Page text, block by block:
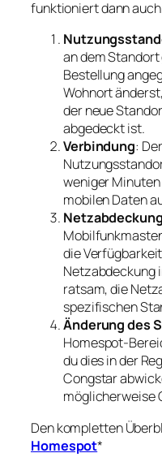
funktioniert dann
an dem
Bestellung
Wohnort
der neue
abgedeckt ist.
Verbindung:
weniger
mobilen Daten
Netzabdeckung
die
Netzabdeckung
ratsam, die
spezifischen
Änderung des
Homespot-
du dies in der
Congstar
möglicherweise
Den kompletten
Homespot*